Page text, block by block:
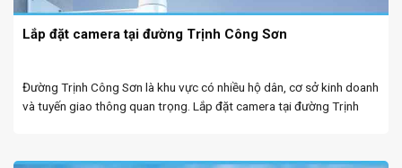
Lắp đặt camera tại đường Trịnh Công Sơn
Đường Trịnh Công Sơn là khu vực có nhiều hộ dân, cơ sở kinh doanh
và tuyến giao thông quan trọng. Lắp đặt camera tại đường Trịnh